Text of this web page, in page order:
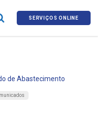
SERVIÇOS ONLINE
de Abastecimento